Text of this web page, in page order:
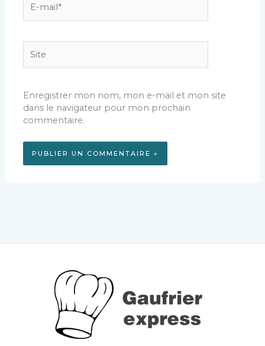
mail*
Enregistrer mon nom, mon e-mail et mon site
dans le navigateur pour mon prochain
commentaire.